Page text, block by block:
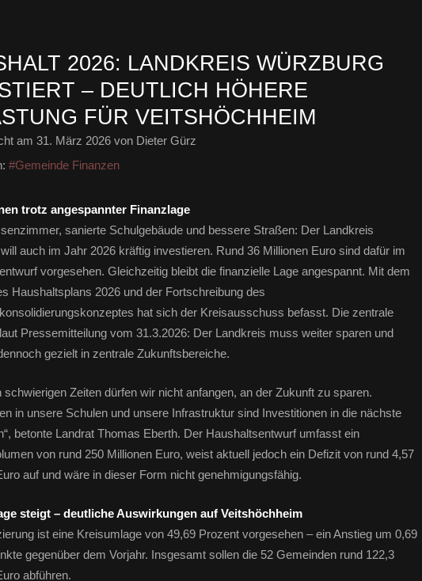
2026: LANDKREIS WÜRZBURG
– DEUTLICH HÖHERE
FÜR VEITSHÖCHHEIM
am 31. März 2026 von Dieter Gürz
#Gemeinde Finanzen
trotz angespannter Finanzlage
sanierte Schulgebäude und bessere Straßen: Der Landkreis
auch im Jahr 2026 kräftig investieren. Rund 36 Millionen Euro sind dafür im
vorgesehen. Gleichzeitig bleibt die finanzielle Lage angespannt. Mit dem
Haushaltsplans 2026 und der Fortschreibung des
hat sich der Kreisausschuss befasst. Die zentrale
Pressemitteilung vom 31.3.2026: Der Landkreis muss weiter sparen und
gezielt in zentrale Zukunftsbereiche.
schwierigen Zeiten dürfen wir nicht anfangen, an der Zukunft zu sparen.
in unsere Schulen und unsere Infrastruktur sind Investitionen in die nächste
betonte Landrat Thomas Eberth. Der Haushaltsentwurf umfasst ein
von rund 250 Millionen Euro, weist aktuell jedoch ein Defizit von rund 4,57
auf und wäre in dieser Form nicht genehmigungsfähig.
steigt – deutliche Auswirkungen auf Veitshöchheim
ist eine Kreisumlage von 49,69 Prozent vorgesehen – ein Anstieg um 0,69
gegenüber dem Vorjahr. Insgesamt sollen die 52 Gemeinden rund 122,3
abführen.